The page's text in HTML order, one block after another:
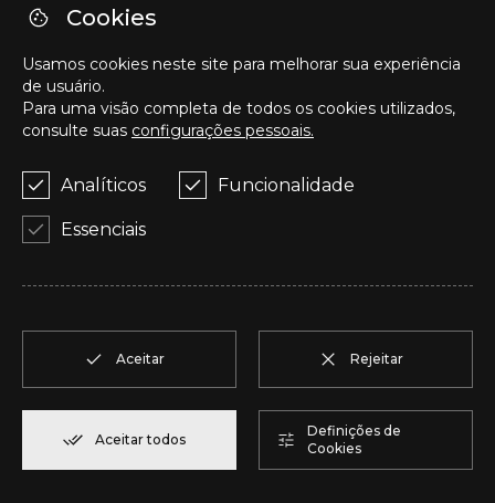
R
S T1 Reservar
V T2 1 91,75 m²
Reservar
W 1 Reservar
X T2 1 91,75 m²
Reservar
Cookies
Usamos cookies neste site para melhorar sua experiência
de usuário.
Para uma visão completa de todos os cookies utilizados,
consulte suas configurações pessoais.
Analíticos Funcionalidade
Essenciais
Aceitar Rejeitar
Aceitar todos
Definições de
Cookies